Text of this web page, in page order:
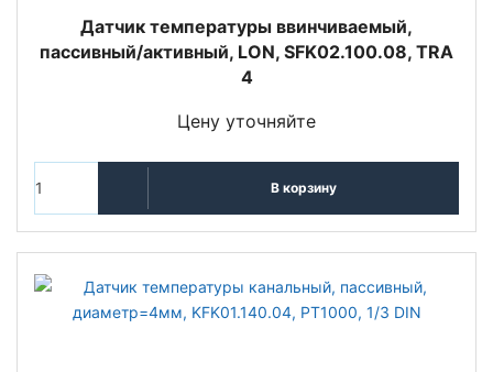
Датчик температуры ввинчиваемый,
пассивный/активный, LON, SFK02.100.08, TRA
4
Цену уточняйте
В корзину